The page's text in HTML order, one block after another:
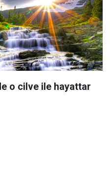
o cilve ile hayattar